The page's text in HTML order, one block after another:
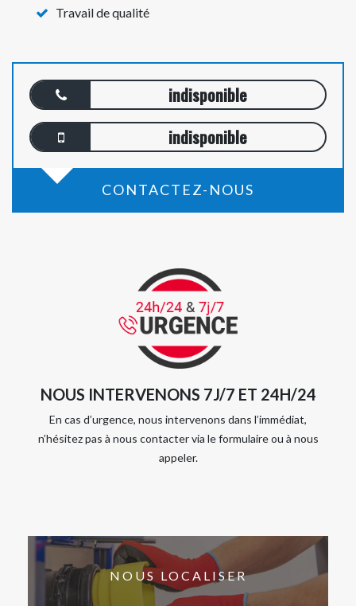
Travail de qualité
indisponible
indisponible
CONTACTEZ-NOUS
NOUS INTERVENONS 7J/7 ET 24H/24
En cas d’urgence, nous intervenons dans l’immédiat,
n’hésitez pas à nous contacter via le formulaire ou à nous
appeler.
NOUS LOCALISER